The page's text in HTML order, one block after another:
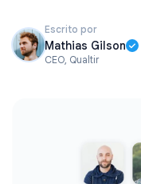
Escrito por
Mathias Gilson
CEO, Qualtir